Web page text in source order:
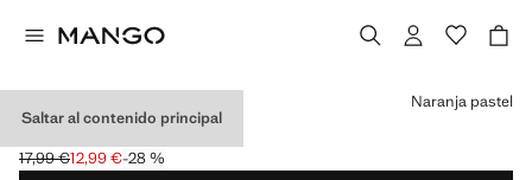
Saltar al contenido principal
BAÑADOR ESTAMPADO
Precio inicial tachado [17,99 € ]
17,99 €
Precio actual [12,99 € ]
12,99 €-28 %
Selecciona un color
Naranja pastel